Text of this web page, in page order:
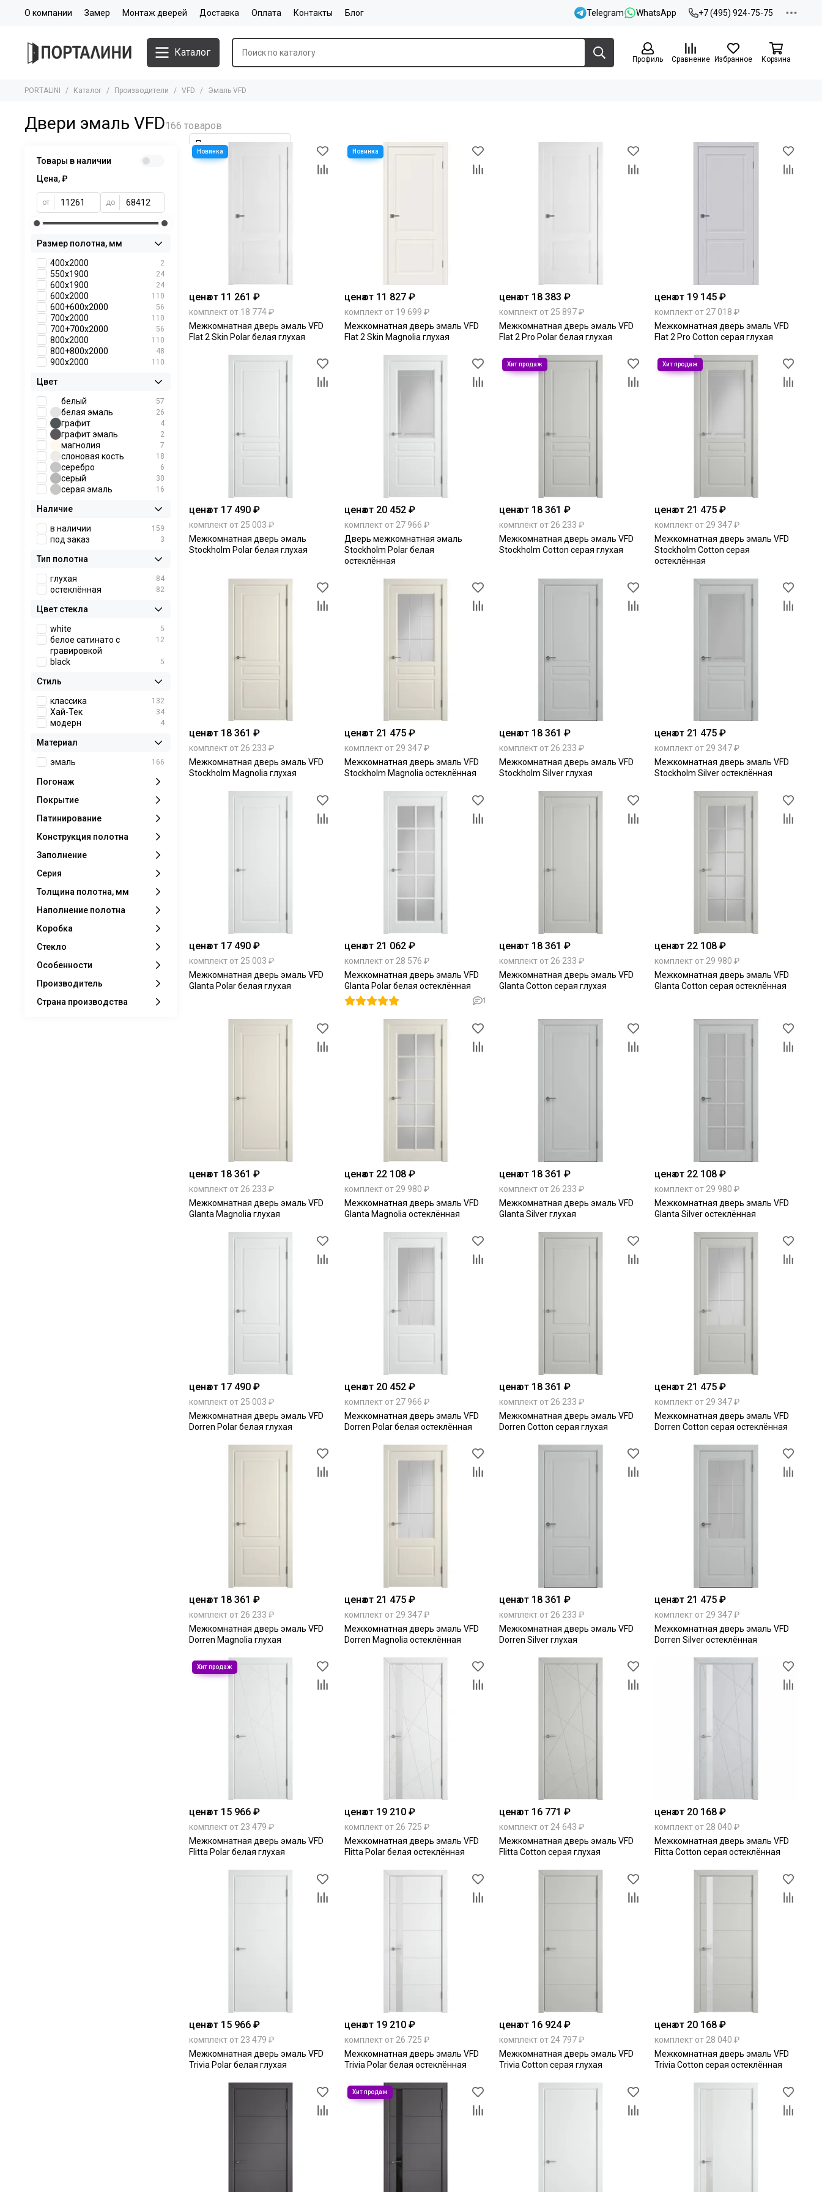
О компании Замер Монтаж дверей Доставка Оплата Контакты Блог Telegram WhatsApp +7 (495) 924-75-75
Каталог
Профиль Сравнение Избранное Корзина
PORTALINI Каталог Производители VFD Эмаль VFD
Двери эмаль VFD
ценаот 11 261 ₽
комплект от 18 774 ₽
Межкомнатная дверь эмаль VFD
Flat 2 Skin Polar белая глухая
ценаот 11 827 ₽
комплект от 19 699 ₽
Межкомнатная дверь эмаль VFD
Flat 2 Skin Magnolia глухая
ценаот 18 383 ₽
комплект от 25 897 ₽
Межкомнатная дверь эмаль VFD
Flat 2 Pro Polar белая глухая
ценаот 19 145 ₽
комплект от 27 018 ₽
Межкомнатная дверь эмаль VFD
Flat 2 Pro Cotton серая глухая
ценаот 17 490 ₽
комплект от 25 003 ₽
Межкомнатная дверь эмаль
Stockholm Polar белая глухая
ценаот 20 452 ₽
комплект от 27 966 ₽
Дверь межкомнатная эмаль
Stockholm Polar белая
остеклённая
ценаот 18 361 ₽
комплект от 26 233 ₽
Межкомнатная дверь эмаль VFD
Stockholm Cotton серая глухая
ценаот 21 475 ₽
комплект от 29 347 ₽
Межкомнатная дверь эмаль VFD
Stockholm Cotton серая
остеклённая
ценаот 18 361 ₽
комплект от 26 233 ₽
Межкомнатная дверь эмаль VFD
Stockholm Magnolia глухая
ценаот 21 475 ₽
комплект от 29 347 ₽
Межкомнатная дверь эмаль VFD
Stockholm Magnolia остеклённая
ценаот 18 361 ₽
комплект от 26 233 ₽
Межкомнатная дверь эмаль VFD
Stockholm Silver глухая
ценаот 21 475 ₽
комплект от 29 347 ₽
Межкомнатная дверь эмаль VFD
Stockholm Silver остеклённая
ценаот 17 490 ₽
комплект от 25 003 ₽
Межкомнатная дверь эмаль VFD
Glanta Polar белая глухая
ценаот 21 062 ₽
комплект от 28 576 ₽
Межкомнатная дверь эмаль VFD
Glanta Polar белая остеклённая
1
ценаот 18 361 ₽
комплект от 26 233 ₽
Межкомнатная дверь эмаль VFD
Glanta Cotton серая глухая
ценаот 22 108 ₽
комплект от 29 980 ₽
Межкомнатная дверь эмаль VFD
Glanta Cotton серая остеклённая
ценаот 18 361 ₽
комплект от 26 233 ₽
Межкомнатная дверь эмаль VFD
Glanta Magnolia глухая
ценаот 22 108 ₽
комплект от 29 980 ₽
Межкомнатная дверь эмаль VFD
Glanta Magnolia остеклённая
ценаот 18 361 ₽
комплект от 26 233 ₽
Межкомнатная дверь эмаль VFD
Glanta Silver глухая
ценаот 22 108 ₽
комплект от 29 980 ₽
Межкомнатная дверь эмаль VFD
Glanta Silver остеклённая
ценаот 17 490 ₽
комплект от 25 003 ₽
Межкомнатная дверь эмаль VFD
Dorren Polar белая глухая
ценаот 20 452 ₽
комплект от 27 966 ₽
Межкомнатная дверь эмаль VFD
Dorren Polar белая остеклённая
ценаот 18 361 ₽
комплект от 26 233 ₽
Межкомнатная дверь эмаль VFD
Dorren Cotton серая глухая
ценаот 21 475 ₽
комплект от 29 347 ₽
Межкомнатная дверь эмаль VFD
Dorren Cotton серая остеклённая
ценаот 18 361 ₽
комплект от 26 233 ₽
Межкомнатная дверь эмаль VFD
Dorren Magnolia глухая
ценаот 21 475 ₽
комплект от 29 347 ₽
Межкомнатная дверь эмаль VFD
Dorren Magnolia остеклённая
ценаот 18 361 ₽
комплект от 26 233 ₽
Межкомнатная дверь эмаль VFD
Dorren Silver глухая
ценаот 21 475 ₽
комплект от 29 347 ₽
Межкомнатная дверь эмаль VFD
Dorren Silver остеклённая
ценаот 15 966 ₽
комплект от 23 479 ₽
Межкомнатная дверь эмаль VFD
Flitta Polar белая глухая
ценаот 19 210 ₽
комплект от 26 725 ₽
Межкомнатная дверь эмаль VFD
Flitta Polar белая остеклённая
ценаот 16 771 ₽
комплект от 24 643 ₽
Межкомнатная дверь эмаль VFD
Flitta Cotton серая глухая
ценаот 20 168 ₽
комплект от 28 040 ₽
Межкомнатная дверь эмаль VFD
Flitta Cotton серая остеклённая
ценаот 15 966 ₽
комплект от 23 479 ₽
Межкомнатная дверь эмаль VFD
Trivia Polar белая глухая
ценаот 19 210 ₽
комплект от 26 725 ₽
Межкомнатная дверь эмаль VFD
Trivia Polar белая остеклённая
ценаот 16 924 ₽
комплект от 24 797 ₽
Межкомнатная дверь эмаль VFD
Trivia Cotton серая глухая
ценаот 20 168 ₽
комплект от 28 040 ₽
Межкомнатная дверь эмаль VFD
Trivia Cotton серая остеклённая
Товары в наличии
Цена, ₽
от до
Размер полотна, мм
400x2000
2
550х1900 24
600х1900 24
600х2000 110
600+600х2000 56
700х2000 110
700+700х2000 56
800х2000 110
800+800х2000 48
900х2000 110
Цвет
белый
57
белая эмаль 26
графит 4
графит эмаль 2
магнолия 7
слоновая кость 18
серебро 6
серый 30
серая эмаль 16
Наличие
в наличии
159
под заказ 3
Тип полотна
глухая
84
остеклённая 82
Цвет стекла
white
5
белое сатинато с
гравировкой
12
black 5
Стиль
классика
132
Хай-Тек 34
модерн 4
Материал
эмаль
166
Погонаж
Покрытие
Патинирование
Конструкция полотна
Заполнение
Серия
Толщина полотна, мм
Наполнение полотна
Коробка
Стекло
Особенности
Производитель
Страна производства